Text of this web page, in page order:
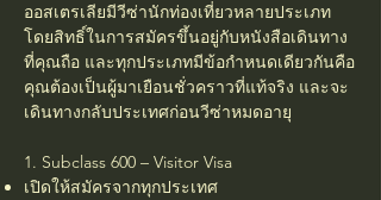
ออสเตรเลียมีวีซ่านักท่องเที่ยวหลายประเภท
โดยสิทธิ์ในการสมัครขึ้นอยู่กับหนังสือเดินทาง
ที่คุณถือ และทุกประเภทมีข้อกำหนดเดียวกันคือ
คุณต้องเป็นผู้มาเยือนชั่วคราวที่แท้จริง และจะ
เดินทางกลับประเทศก่อนวีซ่าหมดอายุ
1. Subclass 600 – Visitor Visa
เปิดให้สมัครจากทุกประเทศ